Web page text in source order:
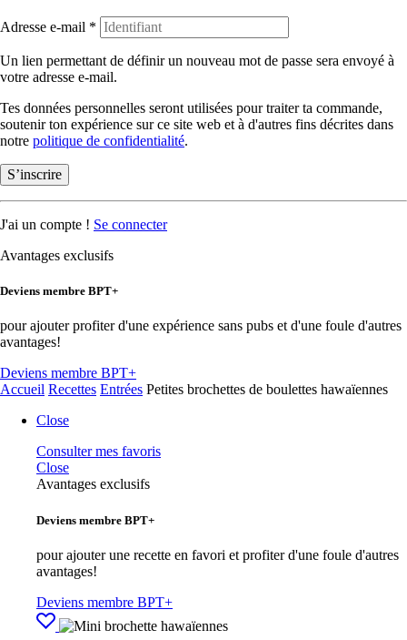
Adresse e-mail *
Un lien permettant de définir un nouveau mot de passe sera envoyé à
votre adresse e-mail.
Tes données personnelles seront utilisées pour traiter ta commande,
soutenir ton expérience sur ce site web et à d'autres fins décrites dans
notre politique de confidentialité.
S’inscrire
J'ai un compte ! Se connecter
Avantages exclusifs
Deviens membre BPT+
pour ajouter profiter d'une expérience sans pubs et d'une foule d'autres
avantages!
Deviens membre BPT+
Accueil Recettes Entrées Petites brochettes de boulettes hawaïennes
Close
Consulter mes favoris
Close
Avantages exclusifs
Deviens membre BPT+
pour ajouter une recette en favori et profiter d'une foule d'autres
avantages!
Deviens membre BPT+